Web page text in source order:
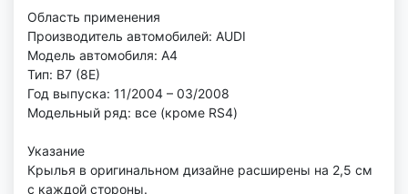
Область применения
Производитель автомобилей: AUDI
Модель автомобиля: A4
Тип: B7 (8E)
Год выпуска: 11/2004 – 03/2008
Модельный ряд: все (кроме RS4)
Указание
Крылья в оригинальном дизайне расширены на 2,5 см
с каждой стороны.